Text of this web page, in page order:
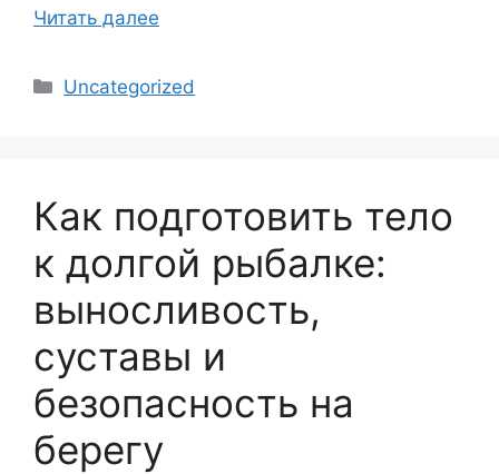
Читать далее
Рубрики
Uncategorized
Как подготовить тело
к долгой рыбалке:
выносливость,
суставы и
безопасность на
берегу